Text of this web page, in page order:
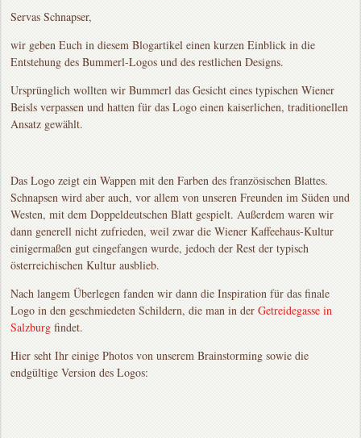
Servas Schnapser,
wir geben Euch in diesem Blogartikel einen kurzen Einblick in die
Entstehung des Bummerl-Logos und des restlichen Designs.
Ursprünglich wollten wir Bummerl das Gesicht eines typischen Wiener
Beisls verpassen und hatten für das Logo einen kaiserlichen, traditionellen
Ansatz gewählt.
Das Logo zeigt ein Wappen mit den Farben des französischen Blattes.
Schnapsen wird aber auch, vor allem von unseren Freunden im Süden und
Westen, mit dem Doppeldeutschen Blatt gespielt. Außerdem waren wir
dann generell nicht zufrieden, weil zwar die Wiener Kaffeehaus-Kultur
einigermaßen gut eingefangen wurde, jedoch der Rest der typisch
österreichischen Kultur ausblieb.
Nach langem Überlegen fanden wir dann die Inspiration für das finale
Logo in den geschmiedeten Schildern, die man in derGetreidegasse in
Salzburg findet.
Hier seht Ihr einige Photos von unserem Brainstorming sowie die
endgültige Version des Logos: